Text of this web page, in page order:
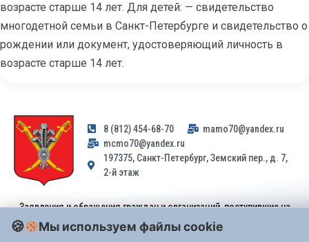
возрасте старше 14 лет. Для детей: — свидетельство
многодетной семьи в Санкт-Петербурге и свидетельство о
рождении или документ, удостоверяющий личность в
возрасте старше 14 лет.
8 (812) 454-68-70
mamo70@yandex.ru
mcmo70@yandex.ru
197375, Санкт-Петербург, Земский пер., д. 7,
2-й этаж
Заявления и обращения граждан и организаций, поступившие на
адрес email, не могут быть рассмотрены на основании
Федерального закона от 02.05.2006 № 59-ФЗ
Мы используем файлы cookie